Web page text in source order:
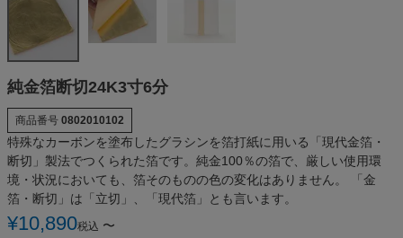
純金箔断切24K3寸6分
商品番号 0802010102
特殊なカーボンを塗布したグラシンを箔打紙に用いる「現代金箔・
断切」製法でつくられた箔です。純金100％の箔で、厳しい使用環
境・状況においても、箔そのものの色の変化はありません。 「金
箔・断切」は「立切」、「現代箔」とも言います。
¥10,890税込 〜